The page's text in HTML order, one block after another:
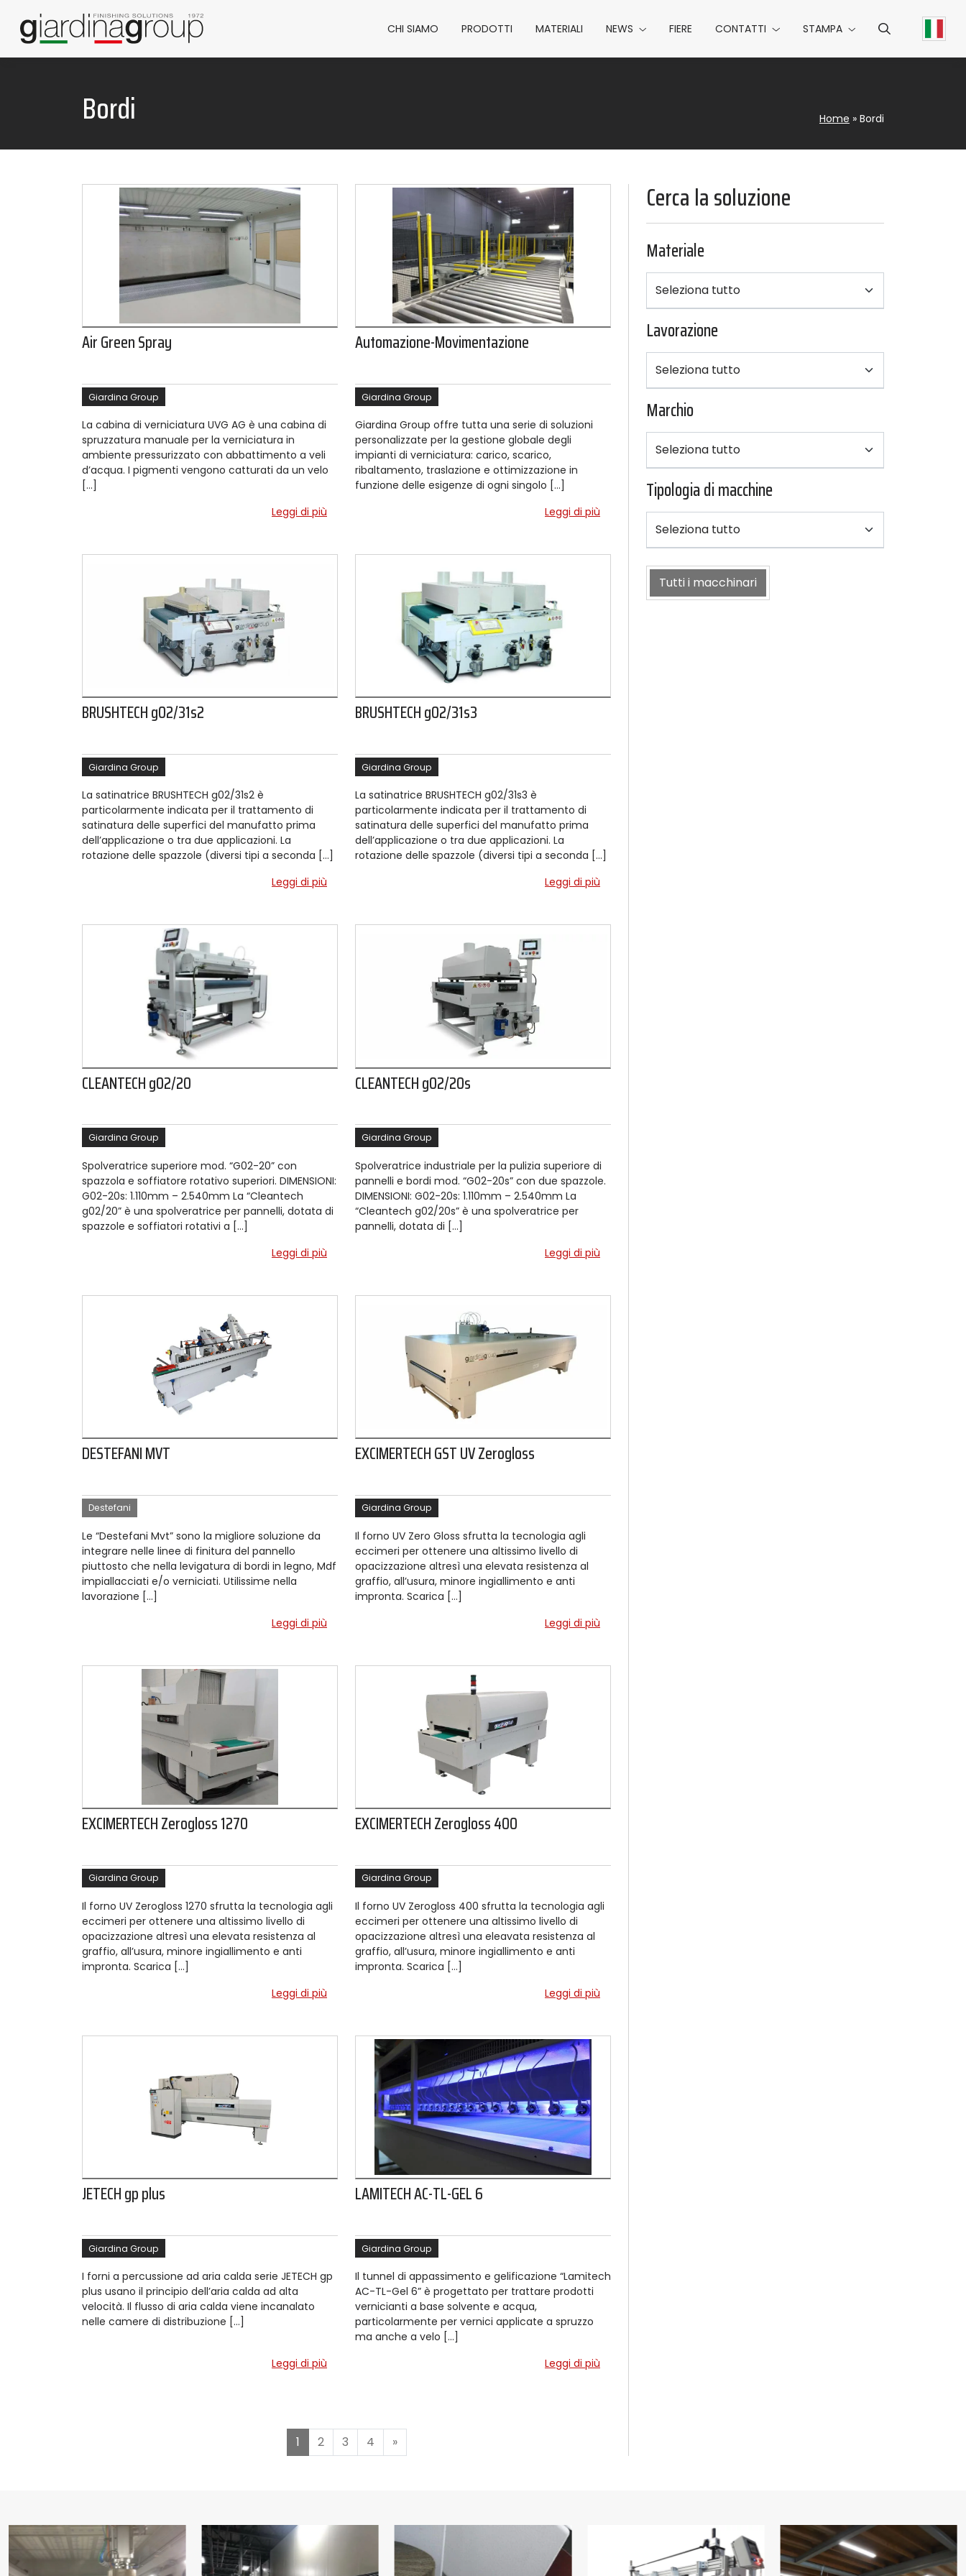
CHI SIAMO PRODOTTI MATERIALI NEWS FIERE CONTATTI STAMPA
Bordi Home » Bordi
Cerca la soluzione
Materiale
Lavorazione
Marchio
Tipologia di macchine
Tutti i macchinari
Air Green Spray
Giardina Group
La cabina di verniciatura UVG AG è una cabina di
spruzzatura manuale per la verniciatura in
ambiente pressurizzato con abbattimento a veli
d’acqua. I pigmenti vengono catturati da un velo
[…]
Leggi di più
Automazione-Movimentazione
Giardina Group
Giardina Group offre tutta una serie di soluzioni
personalizzate per la gestione globale degli
impianti di verniciatura: carico, scarico,
ribaltamento, traslazione e ottimizzazione in
funzione delle esigenze di ogni singolo […]
Leggi di più
BRUSHTECH g02/31s2
Giardina Group
La satinatrice BRUSHTECH g02/31s2 è
particolarmente indicata per il trattamento di
satinatura delle superfici del manufatto prima
dell’applicazione o tra due applicazioni. La
rotazione delle spazzole (diversi tipi a seconda […]
Leggi di più
BRUSHTECH g02/31s3
Giardina Group
La satinatrice BRUSHTECH g02/31s3 è
particolarmente indicata per il trattamento di
satinatura delle superfici del manufatto prima
dell’applicazione o tra due applicazioni. La
rotazione delle spazzole (diversi tipi a seconda […]
Leggi di più
CLEANTECH g02/20
Giardina Group
Spolveratrice superiore mod. “G02-20” con
spazzola e soffiatore rotativo superiori. DIMENSIONI:
G02-20s: 1.110mm – 2.540mm La “Cleantech
g02/20” è una spolveratrice per pannelli, dotata di
spazzole e soffiatori rotativi a […]
Leggi di più
CLEANTECH g02/20s
Giardina Group
Spolveratrice industriale per la pulizia superiore di
pannelli e bordi mod. “G02-20s” con due spazzole.
DIMENSIONI: G02-20s: 1.110mm – 2.540mm La
“Cleantech g02/20s” è una spolveratrice per
pannelli, dotata di […]
Leggi di più
DESTEFANI MVT
Destefani
Le “Destefani Mvt” sono la migliore soluzione da
integrare nelle linee di finitura del pannello
piuttosto che nella levigatura di bordi in legno, Mdf
impiallacciati e/o verniciati. Utilissime nella
lavorazione […]
Leggi di più
EXCIMERTECH GST UV Zerogloss
Giardina Group
Il forno UV Zero Gloss sfrutta la tecnologia agli
eccimeri per ottenere una altissimo livello di
opacizzazione altresì una elevata resistenza al
graffio, all’usura, minore ingiallimento e anti
impronta. Scarica […]
Leggi di più
EXCIMERTECH Zerogloss 1270
Giardina Group
Il forno UV Zerogloss 1270 sfrutta la tecnologia agli
eccimeri per ottenere una altissimo livello di
opacizzazione altresì una elevata resistenza al
graffio, all’usura, minore ingiallimento e anti
impronta. Scarica […]
Leggi di più
EXCIMERTECH Zerogloss 400
Giardina Group
Il forno UV Zerogloss 400 sfrutta la tecnologia agli
eccimeri per ottenere una altissimo livello di
opacizzazione altresì una eleavata resistenza al
graffio, all’usura, minore ingiallimento e anti
impronta. Scarica […]
Leggi di più
JETECH gp plus
Giardina Group
I forni a percussione ad aria calda serie JETECH gp
plus usano il principio dell’aria calda ad alta
velocità. Il flusso di aria calda viene incanalato
nelle camere di distribuzione […]
Leggi di più
LAMITECH AC-TL-GEL 6
Giardina Group
Il tunnel di appassimento e gelificazione “Lamitech
AC-TL-Gel 6” è progettato per trattare prodotti
vernicianti a base solvente e acqua,
particolarmente per vernici applicate a spruzzo
ma anche a velo […]
Leggi di più
1 2 3 4 »